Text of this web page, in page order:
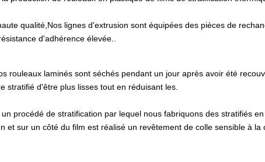
qualité,Nos lignes d'extrusion sont équipées des pièces de
d'adhérence élevée..
rouleaux laminés sont séchés pendant un jour après avoir été
stratifié d'être plus lisses tout en réduisant les.
procédé de stratification par lequel nous fabriquons des stratifiés
sur un côté du film est réalisé un revêtement de colle sensible à la